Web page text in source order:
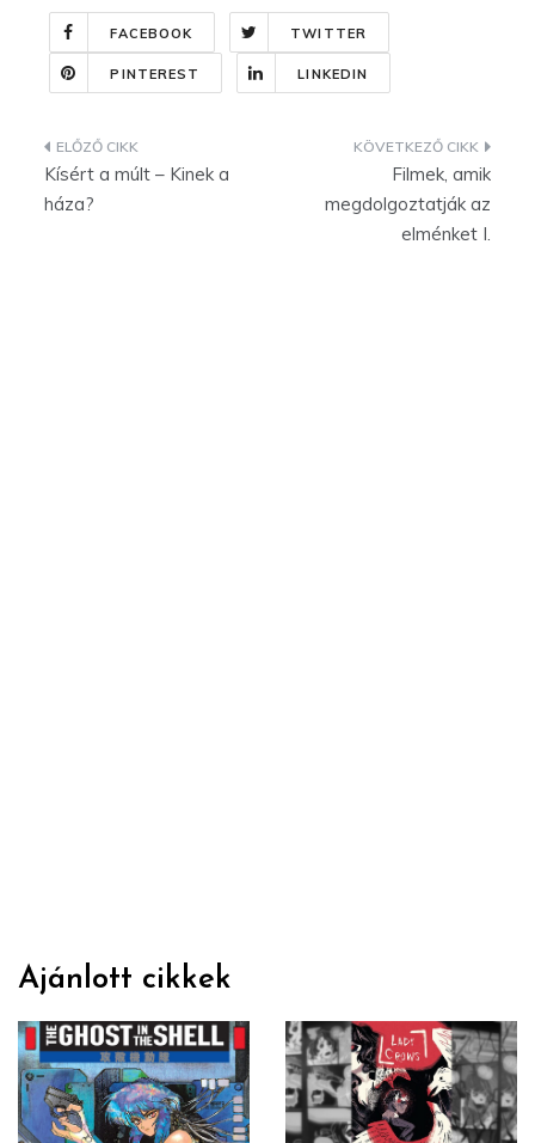
FACEBOOK TWITTER
PINTEREST LINKEDIN
Bejegyzés
navigáció
Kísért a múlt – Kinek a
háza?
Filmek, amik
megdolgoztatják az
elménket I.
Ajánlott cikkek